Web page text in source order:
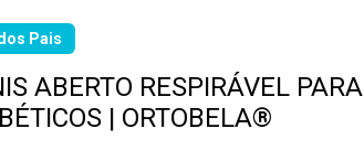
ABERTO RESPIRÁVEL PARA
| ORTOBELA®